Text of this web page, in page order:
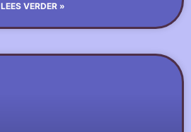
LEES VERDER »